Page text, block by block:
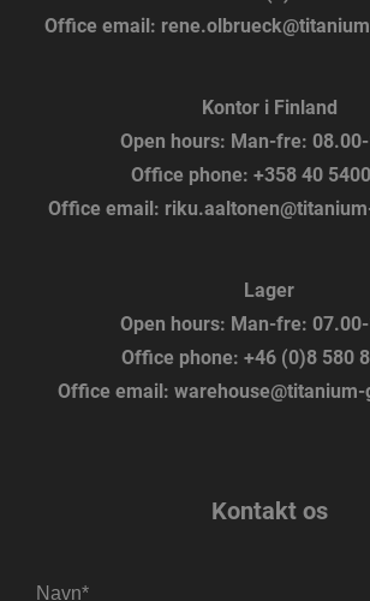
Office email:
Kontor i Finland
Open hours: Man-fre:
Office phone: +358 40
Office email:
Lager
Open hours: Man-fre:
Office phone: +46 (0)8 580
Office email:
Kontakt os